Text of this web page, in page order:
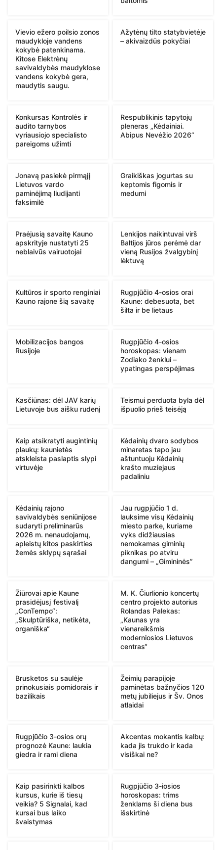
Vievio ežero poilsio zonos
maudykloje vandens
kokybė patenkinama.
Kitose Elektrėnų
savivaldybės maudyklose
vandens kokybė gera,
maudytis saugu.
Ažytėnų tilto statybvietėje
– akivaizdūs pokyčiai
Konkursas Kontrolės ir
audito tarnybos
vyriausiojo specialisto
pareigoms užimti
Respublikinis tapytojų
pleneras „Kėdainiai.
Abipus Nevėžio 2026“
Jonavą pasiekė pirmąjį
Lietuvos vardo
paminėjimą liudijanti
faksimilė
Graikiškas jogurtas su
keptomis figomis ir
medumi
Praėjusią savaitę Kauno
apskrityje nustatyti 25
neblaivūs vairuotojai
Lenkijos naikintuvai virš
Baltijos jūros perėmė dar
vieną Rusijos žvalgybinį
lėktuvą
Kultūros ir sporto renginiai
Kauno rajone šią savaitę
Rugpjūčio 4-osios orai
Kaune: debesuota, bet
šilta ir be lietaus
Mobilizacijos bangos
Rusijoje
Rugpjūčio 4-osios
horoskopas: vienam
Zodiako ženklui –
ypatingas perspėjimas
Kasčiūnas: dėl JAV karių
Lietuvoje bus aišku rudenį
Teismui perduota byla dėl
išpuolio prieš teisėją
Kaip atsikratyti augintinių
plaukų: kaunietės
atskleista paslaptis slypi
virtuvėje
Kėdainių dvaro sodybos
minaretas tapo jau
aštuntuoju Kėdainių
krašto muziejaus
padaliniu
Kėdainių rajono
savivaldybės seniūnijose
sudaryti preliminarūs
2026 m. nenaudojamų,
apleistų kitos paskirties
žemės sklypų sąrašai
Jau rugpjūčio 1 d.
lauksime visų Kėdainių
miesto parke, kuriame
vyks didžiausias
nemokamas giminių
piknikas po atviru
dangumi – „Gimininės”
Žiūrovai apie Kaune
prasidėjusį festivalį
„ConTempo“:
„Skulptūriška, netikėta,
organiška“
M. K. Čiurlionio koncertų
centro projekto autorius
Rolandas Palekas:
„Kaunas yra
vienareikšmis
moderniosios Lietuvos
centras“
Brusketos su saulėje
prinokusiais pomidorais ir
bazilikais
Žeimių parapijoje
paminėtas bažnyčios 120
metų jubiliejus ir Šv. Onos
atlaidai
Rugpjūčio 3-osios orų
prognozė Kaune: laukia
giedra ir rami diena
Akcentas mokantis kalbų:
kada jis trukdo ir kada
visiškai ne?
Kaip pasirinkti kalbos
kursus, kurie iš tiesų
veikia? 5 Signalai, kad
kursai bus laiko
švaistymas
Rugpjūčio 3-iosios
horoskopas: trims
ženklams ši diena bus
išskirtinė